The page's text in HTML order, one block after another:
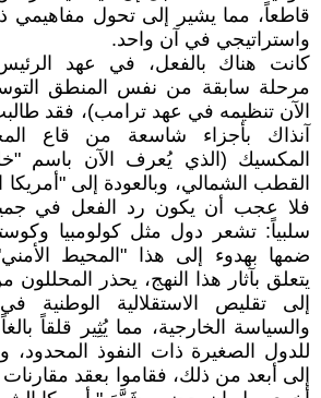
قاطعاً، مما يشير إلى تحول مفاهيمي
واستراتيجي في آن واحد.
كانت هناك بالفعل، في عهد
مرحلة سابقة من نفس المنطق
الآن تنظيمه في عهد ترامب)، فقد
آنذاك بأجزاء شاسعة من قاع
المكسيك (الذي يُعرف الآن باسم
القطب الشمالي، وبالعودة إلى "أمريكا
فلا عجب أن يكون رد الفعل في
سلبياً: تشعر دول مثل كولومبيا
ضمها بهدوء إلى هذا "المحيط
يتعلق بآثار هذا النهج، يحذر المحللون
إلى تقليص الاستقلالية الوطنية
والسياسة الخارجية، مما يُثِير قلقاً
للدول الصغيرة ذات النفوذ المحدود،
إلى أبعد من ذلك، فقاموا بعقد